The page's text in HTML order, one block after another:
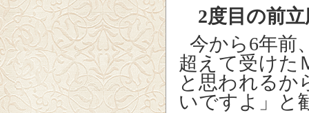
2度目の前
今から6年前
超えて受けた
と思われるか
いですよ」と